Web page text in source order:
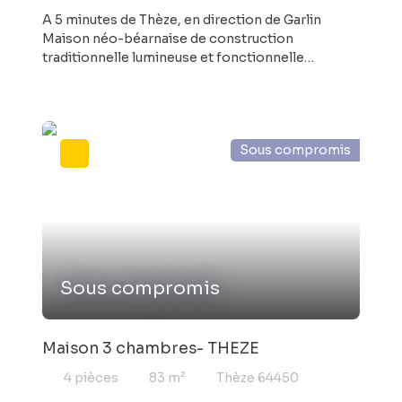
A 5 minutes de Thèze, en direction de Garlin
Maison néo-béarnaise de construction
traditionnelle lumineuse et fonctionnelle
état de 115 M² idéal pour bricoler, collectionner,
stocker ! Terrain de 2400 M² arboré très
agréable. Bien sur des travaux sont à prévoir pour
Sous compromis
Sous compromis
Maison 3 chambres- THEZE
4 pièces 83 m²
Thèze 64450